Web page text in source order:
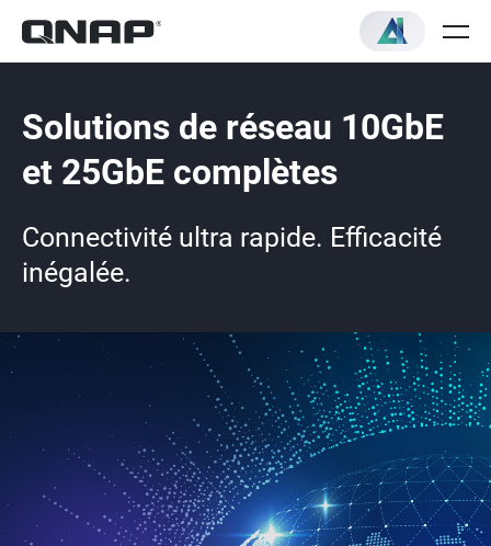
Solutions de réseau 10GbE
et 25GbE complètes
Connectivité ultra rapide. Efficacité
inégalée.